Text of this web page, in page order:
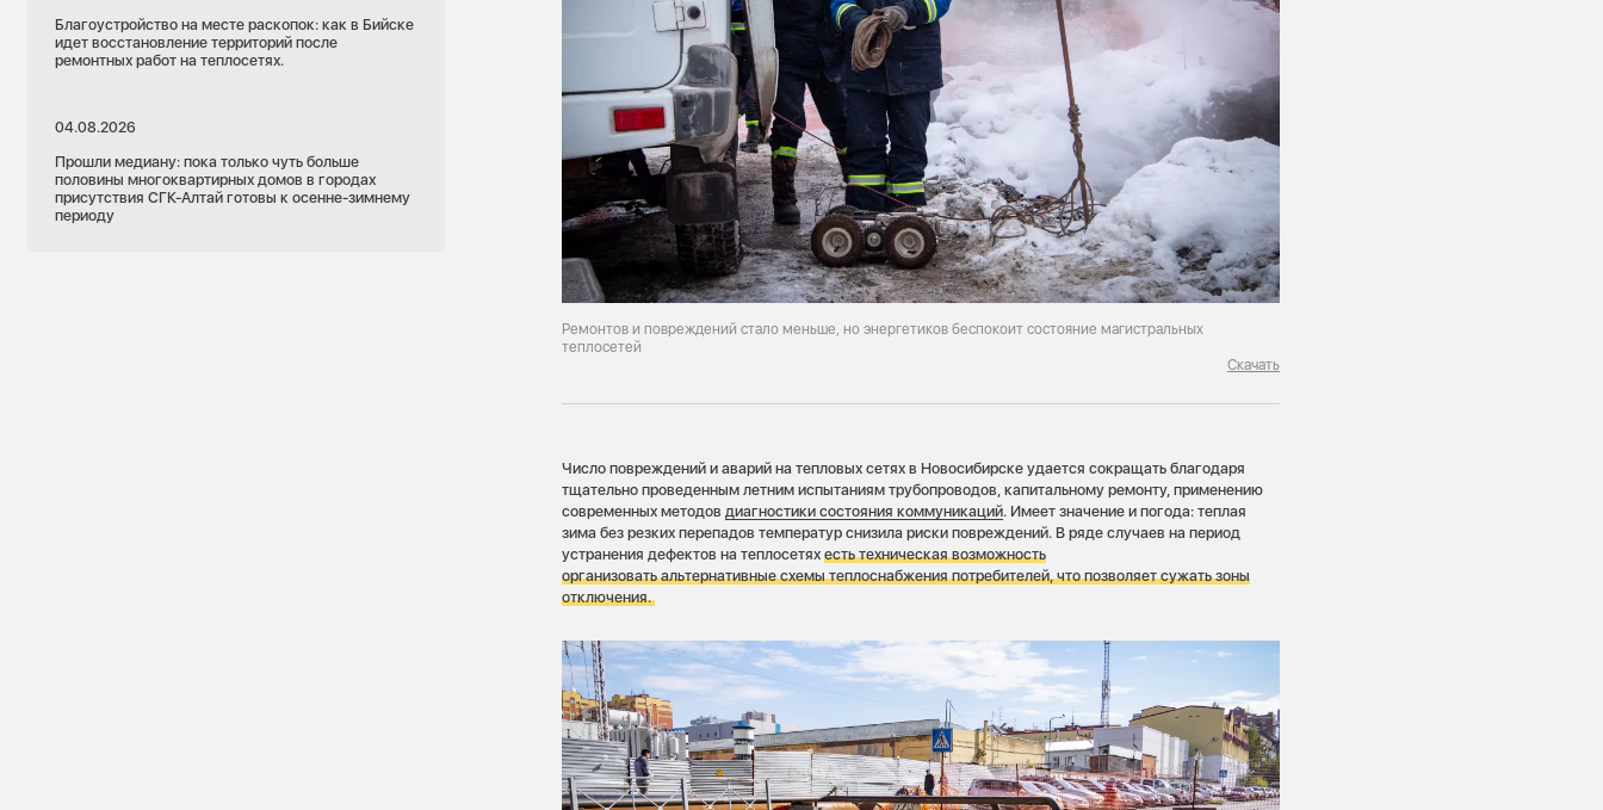
Благоустройство на месте раскопок: как в Бийске
идет восстановление территорий после
ремонтных работ на теплосетях.
04.08.2026
Прошли медиану: пока только чуть больше
половины многоквартирных домов в городах
присутствия СГК-Алтай готовы к осенне-зимнему
периоду
Ремонтов и повреждений стало меньше, но энергетиков беспокоит состояние магистральных
теплосетей
Скачать
Число повреждений и аварий на тепловых сетях в Новосибирске удается сокращать благодаря
тщательно проведенным летним испытаниям трубопроводов, капитальному ремонту, применению
современных методовдиагностики состояния коммуникаций. Имеет значение и погода: теплая
зима без резких перепадов температур снизила риски повреждений. В ряде случаев на период
устранения дефектов на теплосетяхесть техническая возможность
организовать альтернативные схемы теплоснабжения потребителей, что позволяет сужать зоны
отключения.